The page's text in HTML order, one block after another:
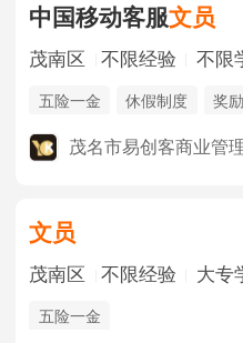
中国移动客服文员
茂南区 不限经验 不限
五险一金 休假制度 奖
法定节假日
茂名市易创客商业管
文员
茂南区 不限经验 大专
五险一金